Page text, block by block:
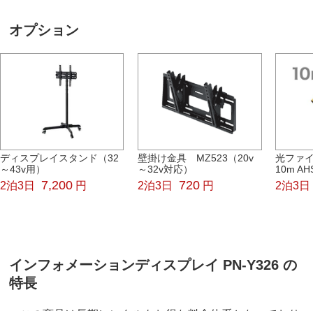
オプション
ディスプレイスタンド（32
～43v用）
2泊3日 7,200 円
壁掛け金具 MZ523（20v
～32v対応）
2泊3日 720 円
光ファ
10m
2泊3日
インフォメーションディスプレイ PN-Y326 の
特長